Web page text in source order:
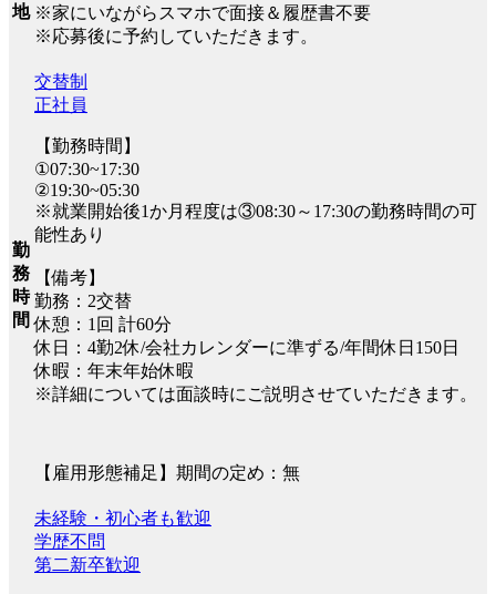
地 ※家にいながらスマホで面接＆履歴書不要
※応募後に予約していただきます。
勤
務
時
間
交替制
正社員
【勤務時間】
①07:30~17:30
②19:30~05:30
※就業開始後1か月程度は③08:30～17:30の勤務時間の可
能性あり
【備考】
勤務：2交替
休憩：1回 計60分
休日：4勤2休/会社カレンダーに準ずる/年間休日150日
休暇：年末年始休暇
※詳細については面談時にご説明させていただきます。
【雇用形態補足】期間の定め：無
未経験・初心者も歓迎
学歴不問
第二新卒歓迎